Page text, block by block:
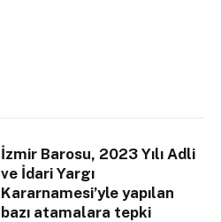
İzmir Barosu, 2023 Yılı Adli
ve İdari Yargı
Kararnamesi’yle yapılan
bazı atamalara tepki